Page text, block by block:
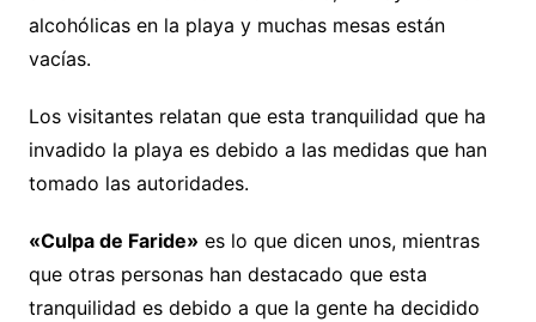
alcohólicas en la playa y muchas mesas están
vacías.
Los visitantes relatan que esta tranquilidad que ha
invadido la playa es debido a las medidas que han
tomado las autoridades.
«Culpa de Faride» es lo que dicen unos, mientras
que otras personas han destacado que esta
tranquilidad es debido a que la gente ha decidido